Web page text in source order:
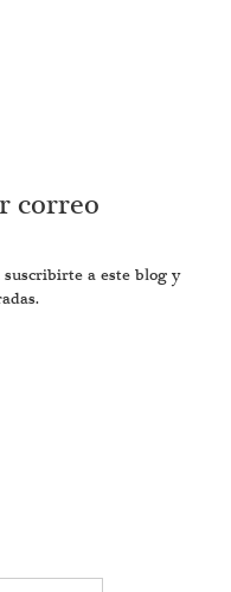
correo
a este blog y